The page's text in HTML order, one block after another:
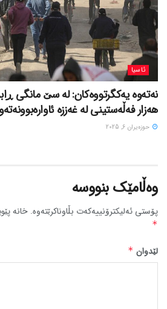
ئاسیا
هەزار فەڵەستینی لە غەززە
حوزه‌یران 6, 2025
وەڵامێک بنووسە
پۆستی ئەلیکترۆنییەکەت بڵاوناکرێتەوە. خانە
*
لێدوان *